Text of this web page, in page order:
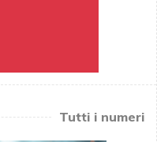
Tutti i numeri